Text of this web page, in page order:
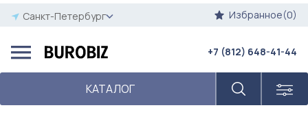
Санкт-Петербург Избранное(0)
КАТАЛОГ
+7 (812) 648-41-44